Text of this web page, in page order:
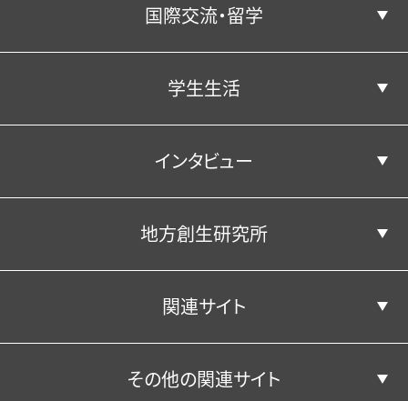
3つのポリシー
公表情報
公表情報
学部学科並びに人材養成の目的
在籍担当教員
研究成果
キャンパス・施設
キャンパス・施設
松平記念図書館
アクセス
経済学科
経済学科の紹介
地域経済デザインコース
公共政策コース
経営学科
経営学科の紹介
経営・会計コース
国際ビジネスコース
スポーツマネジメントコース
教員紹介
経済学部経済学科
経済学部経営学科
一般教育担当教員
キャリア教育
就職実績
就職⽀援プログラム
エクステンション（課外講座）
国際交流・留学
国際交流・留学
学生生活
学生生活
年間行事（学内イベント）
クラブ活動・学友会
学生サポート（福利厚生）
インタビュー
卒業生の声
在学生の声
教員の声
地方創生研究所
地方創生研究所
関連サイト
関東学園大学附属高等学校
その他の関連サイト